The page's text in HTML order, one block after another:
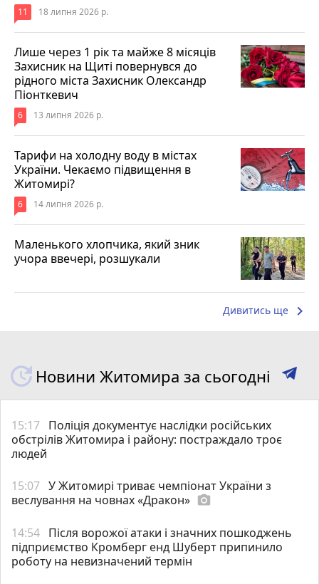
11 18 липня 2026 р.
Лише через 1 рік та майже 8 місяців
Захисник на Щиті повернувся до
рідного міста Захисник Олександр
Піонткевич
6 13 липня 2026 р.
Тарифи на холодну воду в містах
України. Чекаємо підвищення в
Житомирі?
6 14 липня 2026 р.
Маленького хлопчика, який зник
учора ввечері, розшукали
Дивитись ще keyboard_arrow_right
Новини Житомира за сьогодні
15:17 Поліція документує наслідки російських
обстрілів Житомира і району: постраждало троє
людей
15:07 У Житомирі триває чемпіонат України з
веслування на човнах «Дракон» photo_camera
14:54 Після ворожої атаки і значних пошкоджень
підприємство Кромберг енд Шуберт припинило
роботу на невизначений термін